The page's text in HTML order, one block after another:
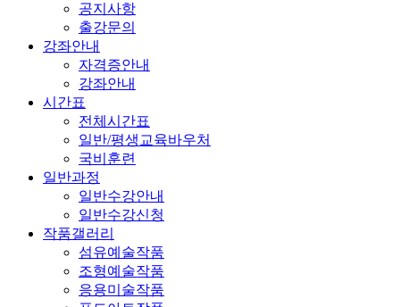
공지사항
출강문의
강좌안내
자격증안내
강좌안내
시간표
전체시간표
일반/평생교육바우처
국비훈련
일반과정
일반수강안내
일반수강신청
작품갤러리
섬유예술작품
조형예술작품
응용미술작품